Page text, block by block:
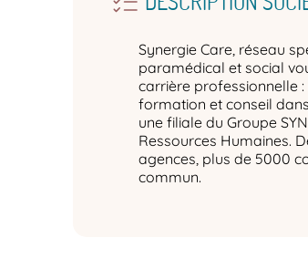
Synergie Care, réseau
paramédical et social
carrière professionnelle
formation et conseil
une filiale du Groupe
Ressources Humaines.
agences, plus de 5000
commun.